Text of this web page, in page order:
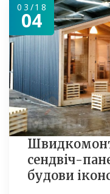
03/18
04
сендвіч-
будови